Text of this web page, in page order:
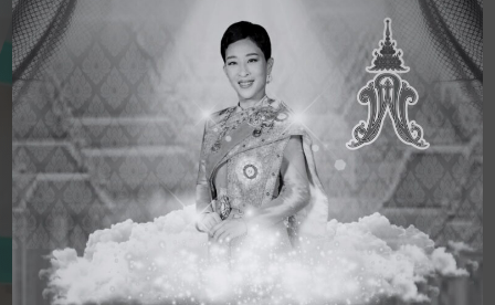
วันที่ 3 มิถุนายน 2569
ดูข่าวสารทั้งหมด